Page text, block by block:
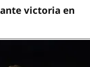
victoria en